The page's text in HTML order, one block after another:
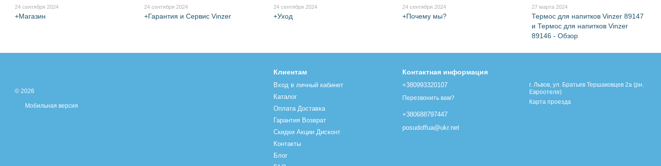
24 сентября 2024
+Магазин
24 сентября 2024
+Гарантия и Сервис Vinzer
24 сентября 2024
+Уход
24 сентября 2024
+Почему мы?
27 марта 2024
Термос для напитков Vinzer 89147
и Термос для напитков Vinzer
89146 - Обзор
© 2026
Мобильная версия
Клиентам
Вход в личный кабинет
Каталог
Оплата Доставка
Гарантия Возврат
Скидки Акции Дисконт
Контакты
Блог
Контактная информация
+380993320107
Перезвонить вам?
+380688797447
posudoffua@ukr.net
г. Львов, ул. Братьев Тершаковцев 2а (рн.
Евроотеля)
Карта проезда